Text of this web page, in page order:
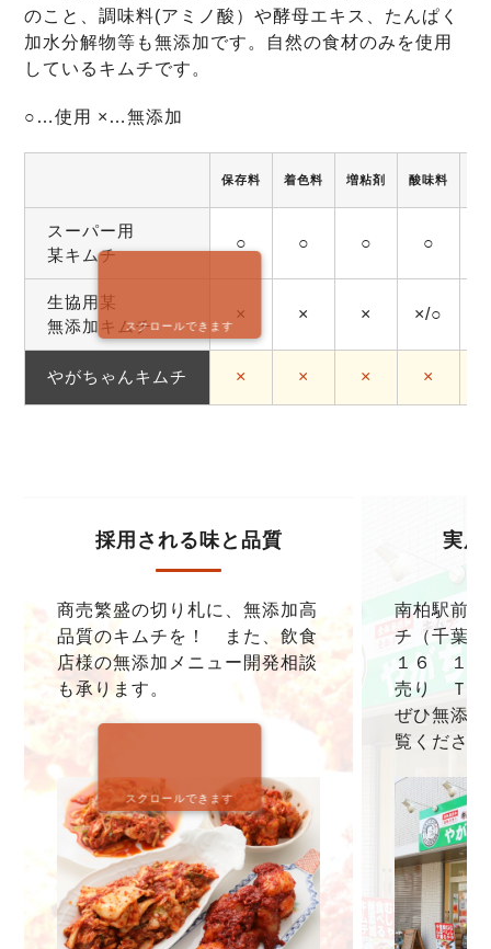
のこと、調味料(アミノ酸）や酵母エキス、たんぱく
加水分解物等も無添加です。自然の食材のみを使用
しているキムチです。
○…使用 ×…無添加
保存料 着色料 増粘剤 酸味料
スーパー用
某キムチ
○ ○ ○ ○
生協用某
無添加キムチ
× × × ×/○
やがちゃんキムチ × × × ×
スクロールできます
採用される味と品質
商売繁盛の切り札に、無添加高
品質のキムチを！ また、飲食
店様の無添加メニュー開発相談
も承ります。
実店
南柏駅前
チ（千葉
１６ １F
売り ＴＥ
ぜひ無添
覧くださ
スクロールできます